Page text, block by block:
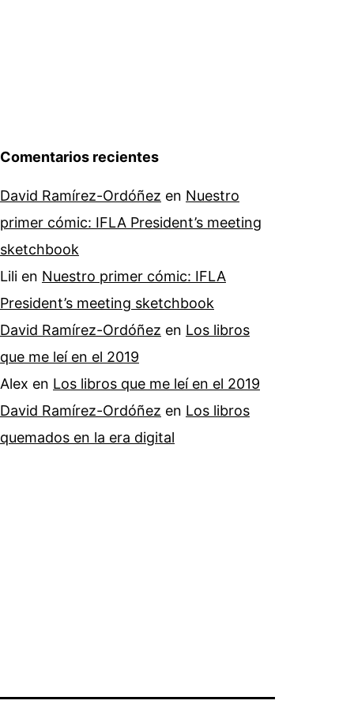
Comentarios recientes
David Ramírez-Ordóñez en Nuestro
primer cómic: IFLA President’s meeting
sketchbook
Lili en Nuestro primer cómic: IFLA
President’s meeting sketchbook
David Ramírez-Ordóñez en Los libros
que me leí en el 2019
Alex en Los libros que me leí en el 2019
David Ramírez-Ordóñez en Los libros
quemados en la era digital